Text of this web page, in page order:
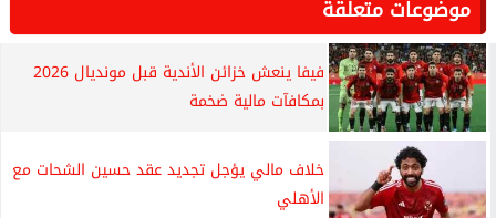
موضوعات متعلقة
فيفا ينعش خزائن الأندية قبل مونديال 2026
بمكافآت مالية ضخمة
خلاف مالي يؤجل تجديد عقد حسين الشحات مع
الأهلي